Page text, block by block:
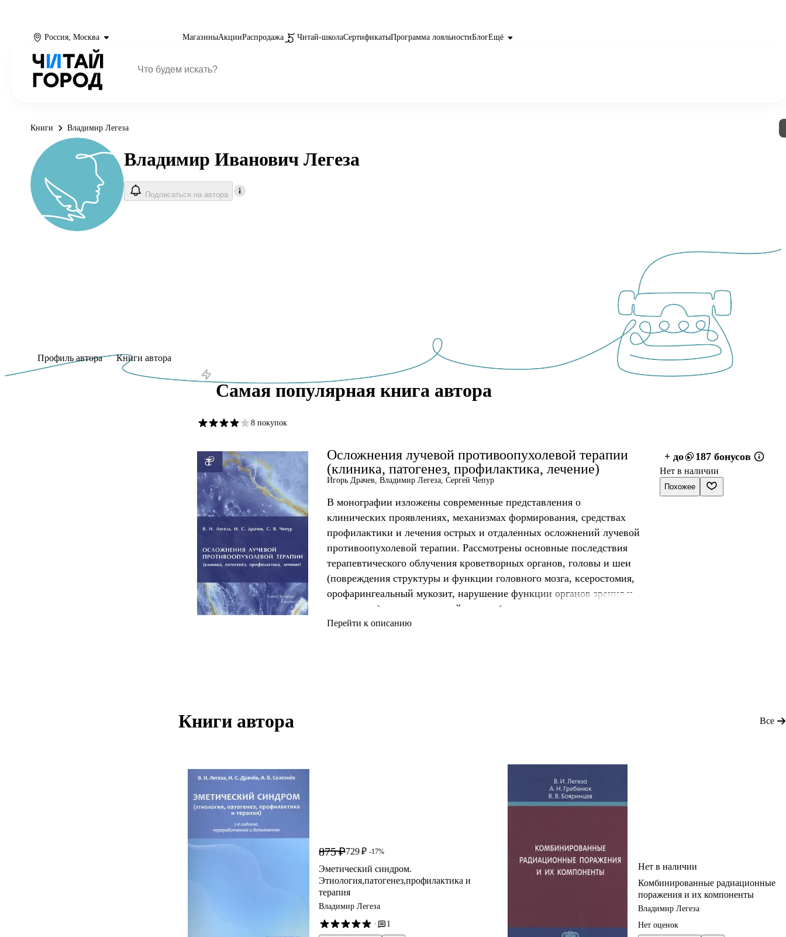
Россия, Москва МагазиныАкцииРаспродажа Читай-школаСертификатыПрограмма лояльностиБлогЕщё
Книги Владимир Легеза
Владимир Иванович Легеза
Подписаться на автора
Профиль автора Книги автора
Самая популярная книга автора
8 покупок
Осложнения лучевой противоопухолевой терапии
(клиника, патогенез, профилактика, лечение)
Игорь Драчев, Владимир Легеза, Сергей Чепур
+ до 187 бонусов
Нет в наличии
Похожее
В монографии изложены современные представления о
клинических проявлениях, механизмах формирования, средствах
профилактики и лечения острых и отдаленных осложнений лучевой
противоопухолевой терапии. Рассмотрены основные последствия
терапевтического облучения кроветворных органов, головы и шеи
(повреждения структуры и функции головного мозга, ксеростомия,
орофарингеальный мукозит, нарушение функции органов зрения и
слуха и др.); органов грудной клетки (перикардит, пневмонит,
эзофагит), органов брюшной полости, забрюшинного пространства
Перейти к описанию
Книги автора Все
875 ₽729 ₽ -17%
Эметический синдром.
Этиология,патогенез,профилактика и
терапия
Владимир Легеза
·
1
Нет в наличии
Комбинированные радиационные
поражения и их компоненты
Владимир Легеза
Нет оценок